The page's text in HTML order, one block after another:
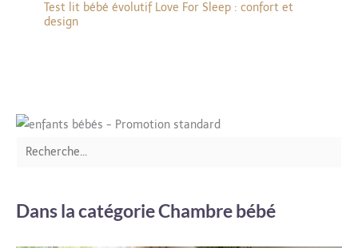
Test lit bébé évolutif Love For Sleep : confort et
design
Dans la catégorie Chambre bébé